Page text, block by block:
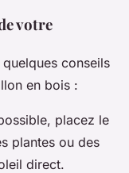
votre
conseils
en bois :
placez le
plantes ou des
direct.